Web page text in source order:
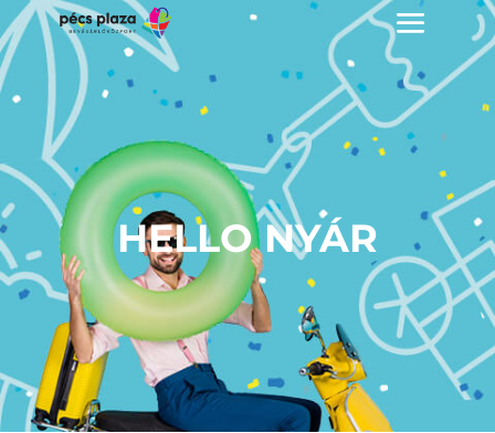
HELLO NYÁR